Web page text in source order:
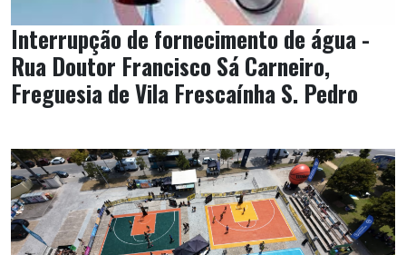
Interrupção de fornecimento de água -
Rua Doutor Francisco Sá Carneiro,
Freguesia de Vila Frescaínha S. Pedro